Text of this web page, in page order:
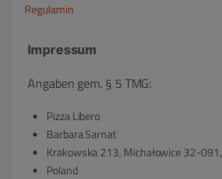
Regulamin
Impressum
Angaben gem. § 5 TMG:
Pizza Libero
Barbara Sarnat
Krakowska 213, Michałowice 32-091,
Poland